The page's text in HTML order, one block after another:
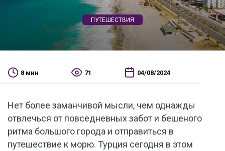
ПУТЕШЕСТВИЯ
8 мин 71 04/08/2024
Нет более заманчивой мысли, чем однажды
отвлечься от повседневных забот и бешеного
ритма большого города и отправиться в
путешествие к морю. Турция сегодня в этом